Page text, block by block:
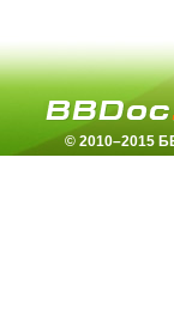
© 2010–2015